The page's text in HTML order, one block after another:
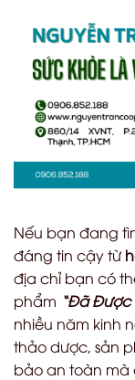
Nếu bạn đang
đáng tin cậy từ
địa chỉ bạn có
phẩm “Đã Được
nhiều năm kinh
thảo dược, sản
bảo an toàn mà